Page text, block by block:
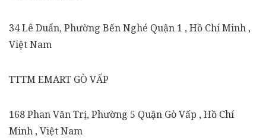
34 Lê Duẩn, Phường Bến Nghé Quận 1 , Hồ Chí Minh ,
Việt Nam
TTTM EMART GÒ VẤP
168 Phan Văn Trị, Phường 5 Quận Gò Vấp , Hồ Chí
Minh , Việt Nam